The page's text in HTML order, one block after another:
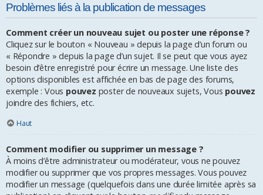
Problèmes liés à la publication de messages
Comment créer un nouveau sujet ou poster une réponse ?
Cliquez sur le bouton « Nouveau » depuis la page d’un forum ou
« Répondre » depuis la page d’un sujet. Il se peut que vous ayez
besoin d’être enregistré pour écrire un message. Une liste des
options disponibles est affichée en bas de page des forums,
exemple : Vous pouvez poster de nouveaux sujets, Vous pouvez
joindre des fichiers, etc.
Haut
Comment modifier ou supprimer un message ?
À moins d’être administrateur ou modérateur, vous ne pouvez
modifier ou supprimer que vos propres messages. Vous pouvez
modifier un message (quelquefois dans une durée limitée après sa